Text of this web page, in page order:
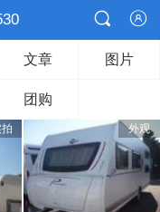


文章 图片
团购
外观